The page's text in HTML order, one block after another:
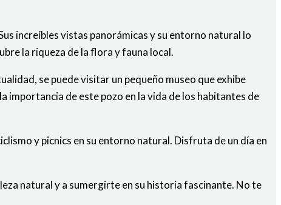
increíbles vistas panorámicas y su entorno natural lo
la riqueza de la flora y fauna local.
se puede visitar un pequeño museo que exhibe
importancia de este pozo en la vida de los habitantes de
y picnics en su entorno natural. Disfruta de un día en
natural y a sumergirte en su historia fascinante. No te